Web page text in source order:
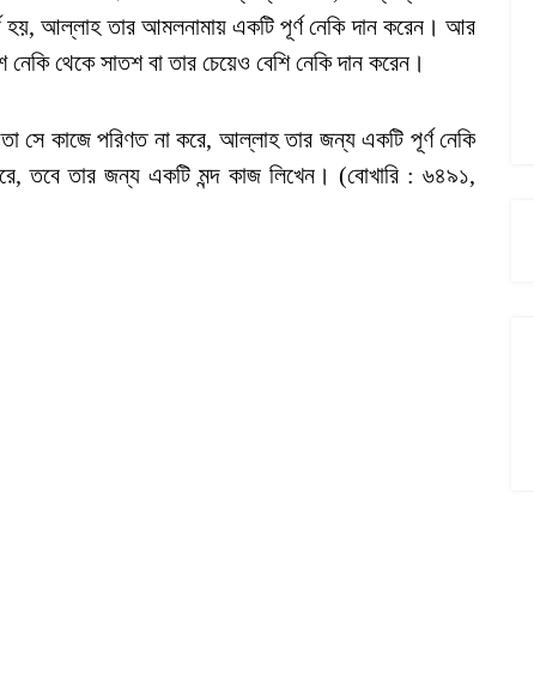
হয়, আল্লাহ তার আমলনামায় একটি পূর্ণ নেকি দান করেন। আর
থেকে সাতশ বা তার চেয়েও বেশি নেকি দান করেন।
সে কাজে পরিণত না করে, আল্লাহ তার জন্য একটি পূর্ণ নেকি
তবে তার জন্য একটি মন্দ কাজ লিখেন। (বোখারি : ৬৪৯১,